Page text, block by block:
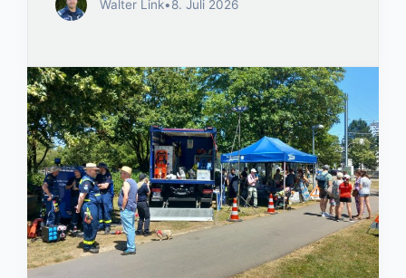
Walter Link•8. Juli 2026